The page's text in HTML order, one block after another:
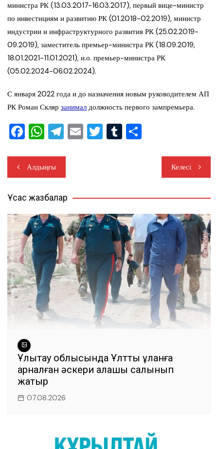
министра РК (13.03.2017-16.03.2017), первый вице-министр
по инвестициям и развитию РК (01.2018-02.2019), министр
индустрии и инфраструктурного развития РК (25.02.2019-
09.2019), заместитель премьер-министра РК (18.09.2019,
18.01.2021-11.01.2021), и.о. премьер-министра РК
(05.02.2024-06.02.2024).
С января 2022 года и до назначения новым руководителем АП
РК Роман Скляр занимал должность первого зампремьера.
F
c
e
b
o
o
k
W
at
s
A
p
p
T
e
gr
a
m
E T T
r
Жазба
навигациясы
Алдыңғы Келесі
Ұқсас жазбалар
Ұлытау облысында Ұлттық ұланға
арналған әскери қалашық салынып
жатыр
07.08.2026